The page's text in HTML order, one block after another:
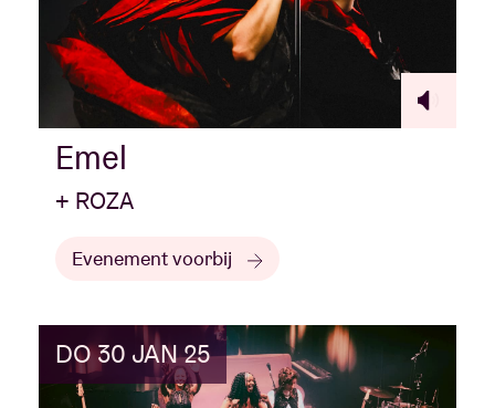
Emel
+ ROZA
Evenement voorbij
DO 30 JAN 25